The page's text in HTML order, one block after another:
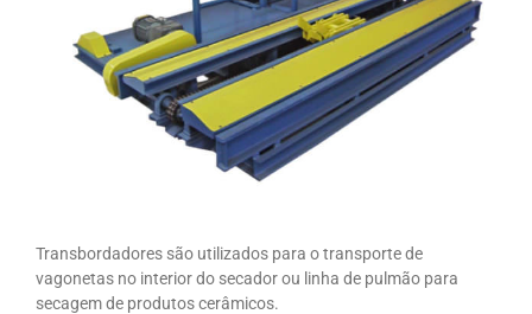
Transbordadores são utilizados para o transporte de
vagonetas no interior do secador ou linha de pulmão para
secagem de produtos cerâmicos.